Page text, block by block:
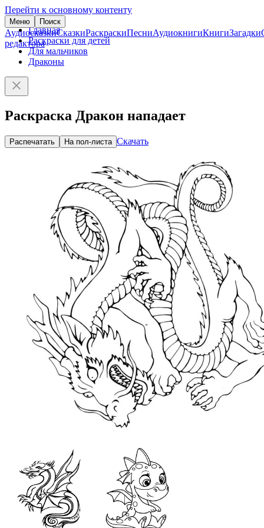
Перейти к основному контенту
Меню Поиск
АудиосказкиСказкиРаскраскиПесниАудиокнигиКнигиЗагадки
редактора
Главная
Раскраски для детей
Для мальчиков
Драконы
Раскраска Дракон нападает
Распечатать На пол-листа Скачать